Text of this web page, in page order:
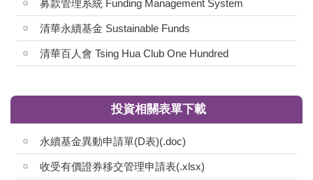
募款管理系統 Funding Management System
清華永續基金 Sustainable Funds
清華百人會 Tsing Hua Club One Hundred
投資相關表單下載
永續基金異動申請單(D表)(.doc)
收受有價證券移交管理申請表(.xlsx)